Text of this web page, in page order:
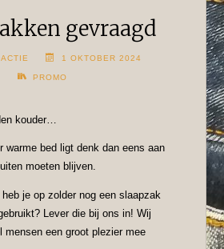
gevraagd
1 OKTOBER 2024
PROMO
kouder…
warme bed ligt denk dan eens aan
moeten blijven.
je op zolder nog een slaapzak
Lever die bij ons in! Wij
mensen een groot plezier mee